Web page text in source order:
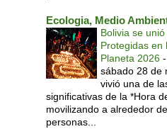
Ecologia, Medio
Bolivia se
Protegidas en
Planeta 2026 -
sábado 28 de
vivió una de
significativas de la *Hora
movilizando a alrededor
personas...